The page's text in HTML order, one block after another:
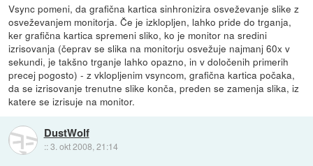
Vsync pomeni, da grafična kartica sinhronizira osveževanje slike z
osveževanjem monitorja. Če je izklopljen, lahko pride do trganja,
ker grafična kartica spremeni sliko, ko je monitor na sredini
izrisovanja (čeprav se slika na monitorju osvežuje najmanj 60x v
sekundi, je takšno trganje lahko opazno, in v določenih primerih
precej pogosto) - z vklopljenim vsyncom, grafična kartica počaka,
da se izrisovanje trenutne slike konča, preden se zamenja slika, iz
katere se izrisuje na monitor.
DustWolf
::3. okt 2008, 21:14